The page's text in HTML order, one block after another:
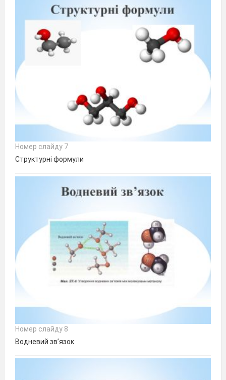
Номер слайду 7
Структурні формули
Номер слайду 8
Водневий зв’язок